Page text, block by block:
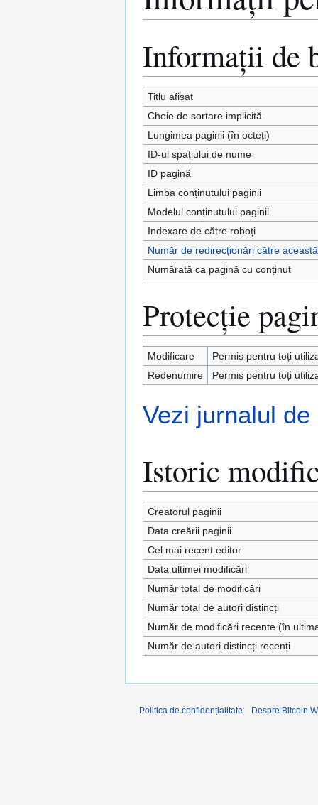
Informații de
Titlu afișat
Cheie de sortare implicită
Lungimea paginii (în octeți)
ID-ul spațiului de nume
ID pagină
Limba conținutului paginii
Modelul conținutului paginii
Indexare de către roboți
Număr de redirecționări către
Numărată ca pagină cu conținut
Protecție
Modificare
Permis pentru toți
Redenumire
Permis pentru toți
Vezi jurnalul
Istoric
Creatorul paginii
Data creării paginii
Cel mai recent editor
Data ultimei modificări
Număr total de modificări
Număr total de autori distincți
Număr de modificări recente (în
Număr de autori distincți recenți
Politica de confidențialitate Despre Bitcoin